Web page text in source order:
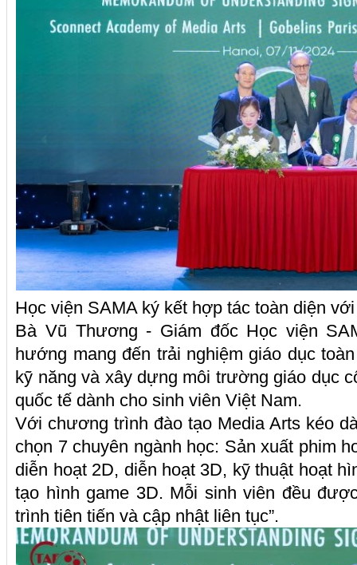
Học viện SAMA ký kết hợp tác toàn diện
Bà Vũ Thương - Giám đốc Học viện
hướng mang đến trải nghiệm giáo dục
kỹ năng và xây dựng môi trường giáo dục
quốc tế dành cho sinh viên Việt Nam.
Với chương trình đào tạo Media Arts kéo
chọn 7 chuyên ngành học: Sản xuất phim
diễn hoạt 2D, diễn hoạt 3D, kỹ thuật hoạt
tạo hình game 3D. Mỗi sinh viên đều
trình tiên tiến và cập nhật liên tục”.